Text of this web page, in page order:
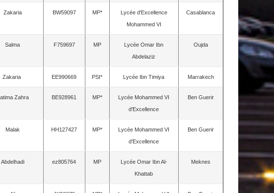
Zakaria BW59097 MP*
Lycée d'Excellence
Mohammed VI
Casablanca
Salma F759697 MP
Lycée Omar Ibn
Abdelaziz
Oujda
Zakaria EE990669 PSI* Lycée Ibn Timiya Marrakech
Zahra BE928961 MP*
Lycée Mohammed VI
d'Excellence
Ben Guerir
Malak HH127427 MP*
Lycée Mohammed VI
d'Excellence
Ben Guerir
Abdelhadi ez805764 MP
Lycée Omar Ibn Al-
Khattab
Meknes